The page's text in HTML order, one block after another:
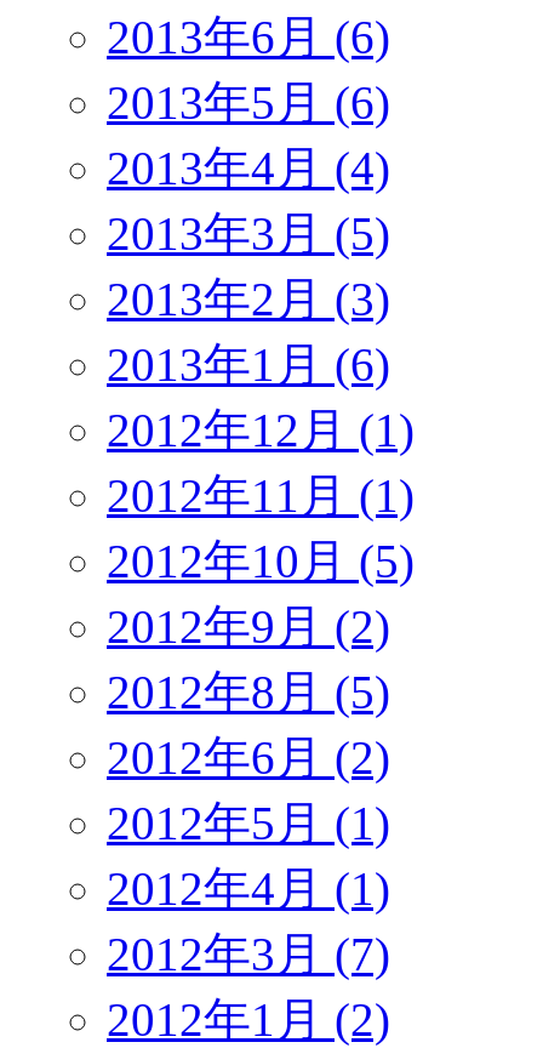
2013年6月 (6)
2013年5月 (6)
2013年4月 (4)
2013年3月 (5)
2013年2月 (3)
2013年1月 (6)
2012年12月 (1)
2012年11月 (1)
2012年10月 (5)
2012年9月 (2)
2012年8月 (5)
2012年6月 (2)
2012年5月 (1)
2012年4月 (1)
2012年3月 (7)
2012年1月 (2)